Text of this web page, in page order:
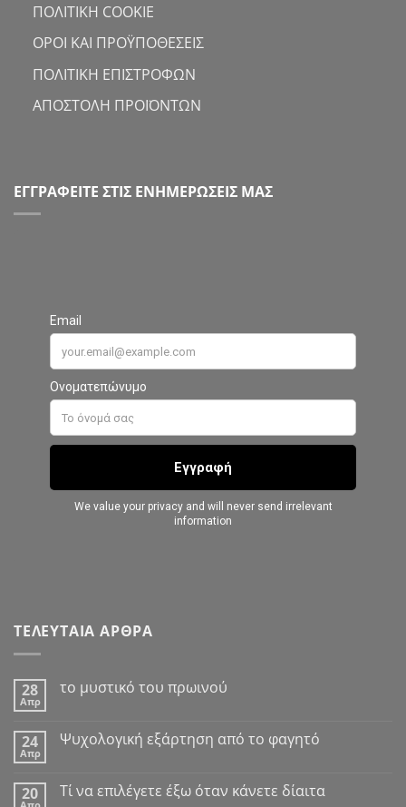
ΠΟΛΙΤΙΚΗ COOKIE
ΟΡΟΙ ΚΑΙ ΠΡΟΫΠΟΘΕΣΕΙΣ
ΠΟΛΙΤΙΚΗ ΕΠΙΣΤΡΟΦΩΝ
ΑΠΟΣΤΟΛΗ ΠΡΟΪΟΝΤΩΝ
ΕΓΓΡΑΦΕΙΤΕ ΣΤΙΣ ΕΝΗΜΕΡΩΣΕΙΣ ΜΑΣ
ΤΕΛΕΥΤΑΙΑ ΑΡΘΡΑ
28
Απρ
το μυστικό του πρωινού
σχόλια
στο
πρωινού
24
Απρ
Ψυχολογική εξάρτηση από το φαγητό
σχόλια
στο
20 Tί να επιλέγετε έξω όταν κάνετε δίαιτα